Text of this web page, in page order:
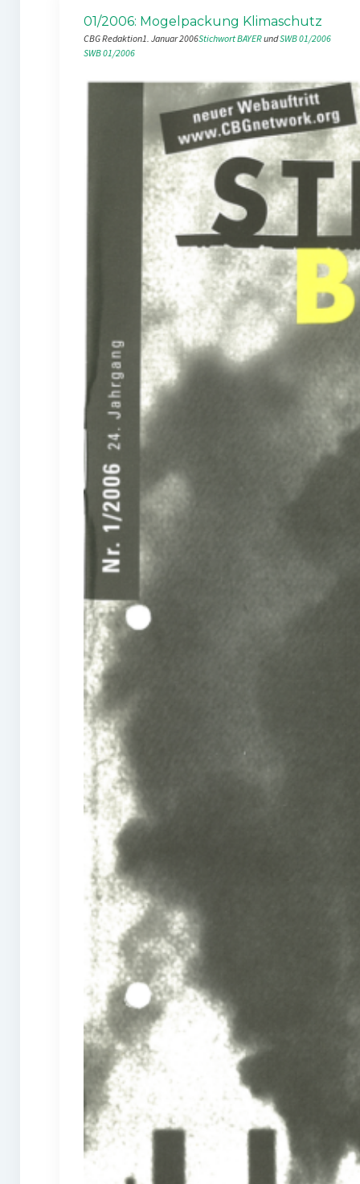
01/2006: Mogelpackung Klimaschutz
CBG Redaktion1. Januar 2006Stichwort BAYER und SWB 01/2006
SWB 01/2006